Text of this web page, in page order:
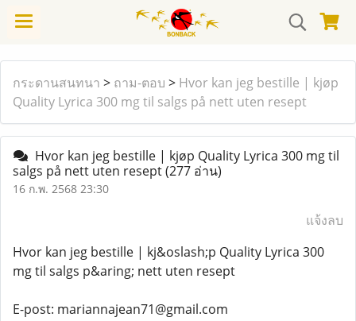
กระดานสนทนา > ถาม-ตอบ > Hvor kan jeg bestille | kjøp
Quality Lyrica 300 mg til salgs på nett uten resept
Hvor kan jeg bestille | kjøp Quality Lyrica 300 mg til
salgs på nett uten resept(277 อ่าน)
16 ก.พ. 2568 23:30
แจ้งลบ
Hvor kan jeg bestille | kj&oslash;p Quality Lyrica 300
mg til salgs p&aring; nett uten resept
E-post: mariannajean71@gmail.com